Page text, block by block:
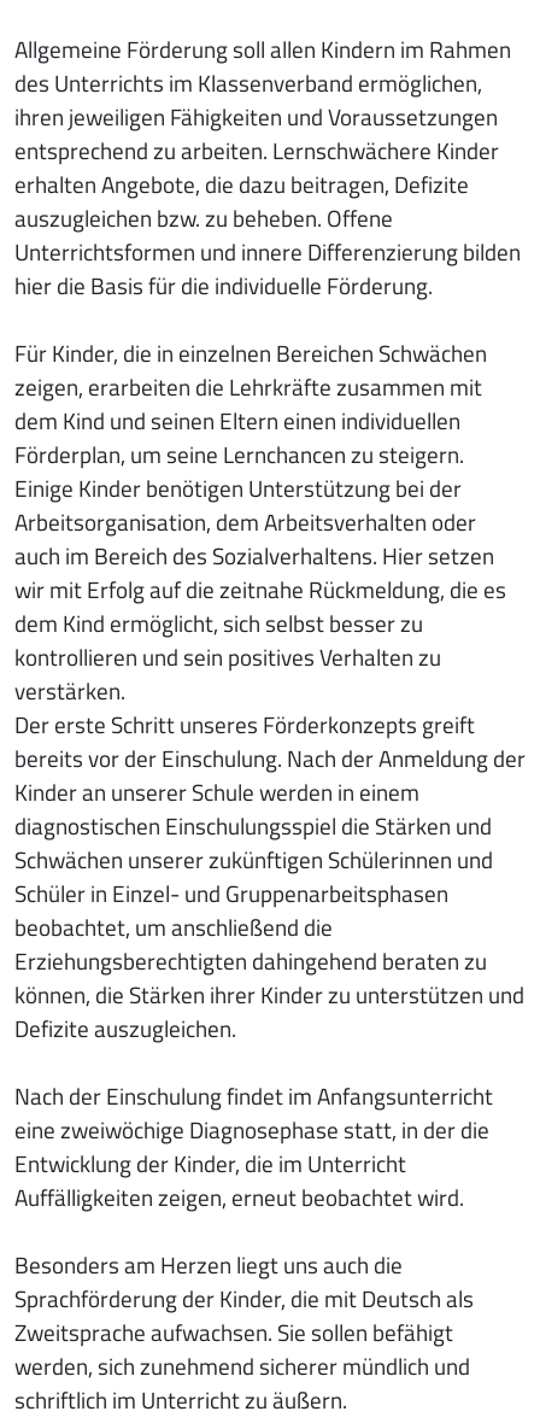
Allgemeine Förderung soll allen Kindern im Rahmen
des Unterrichts im Klassenverband ermöglichen,
ihren jeweiligen Fähigkeiten und Voraussetzungen
entsprechend zu arbeiten. Lernschwächere Kinder
erhalten Angebote, die dazu beitragen, Defizite
auszugleichen bzw. zu beheben. Offene
Unterrichtsformen und innere Differenzierung bilden
hier die Basis für die individuelle Förderung.
Für Kinder, die in einzelnen Bereichen Schwächen
zeigen, erarbeiten die Lehrkräfte zusammen mit
dem Kind und seinen Eltern einen individuellen
Förderplan, um seine Lernchancen zu steigern.
Einige Kinder benötigen Unterstützung bei der
Arbeitsorganisation, dem Arbeitsverhalten oder
auch im Bereich des Sozialverhaltens. Hier setzen
wir mit Erfolg auf die zeitnahe Rückmeldung, die es
dem Kind ermöglicht, sich selbst besser zu
kontrollieren und sein positives Verhalten zu
verstärken.
Der erste Schritt unseres Förderkonzepts greift
bereits vor der Einschulung. Nach der Anmeldung der
Kinder an unserer Schule werden in einem
diagnostischen Einschulungsspiel die Stärken und
Schwächen unserer zukünftigen Schülerinnen und
Schüler in Einzel- und Gruppenarbeitsphasen
beobachtet, um anschließend die
Erziehungsberechtigten dahingehend beraten zu
können, die Stärken ihrer Kinder zu unterstützen und
Defizite auszugleichen.
Nach der Einschulung findet im Anfangsunterricht
eine zweiwöchige Diagnosephase statt, in der die
Entwicklung der Kinder, die im Unterricht
Auffälligkeiten zeigen, erneut beobachtet wird.
Besonders am Herzen liegt uns auch die
Sprachförderung der Kinder, die mit Deutsch als
Zweitsprache aufwachsen. Sie sollen befähigt
werden, sich zunehmend sicherer mündlich und
schriftlich im Unterricht zu äußern.